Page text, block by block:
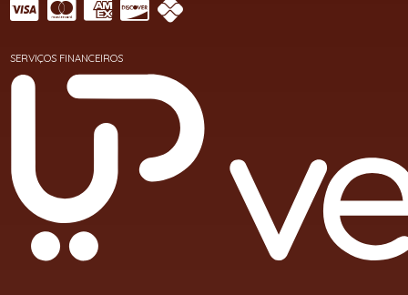
SERVIÇOS FINANCEIROS